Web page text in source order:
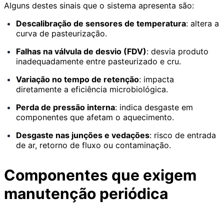
Alguns destes sinais que o sistema apresenta são:
Descalibração de sensores de temperatura: altera a
curva de pasteurização.
Falhas na válvula de desvio (FDV): desvia produto
inadequadamente entre pasteurizado e cru.
Variação no tempo de retenção: impacta
diretamente a eficiência microbiológica.
Perda de pressão interna: indica desgaste em
componentes que afetam o aquecimento.
Desgaste nas junções e vedações: risco de entrada
de ar, retorno de fluxo ou contaminação.
Componentes que exigem
manutenção periódica